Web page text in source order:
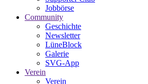
Jobbörse
Community
Geschichte
Newsletter
LüneBlock
Galerie
SVG-App
Verein
Verein